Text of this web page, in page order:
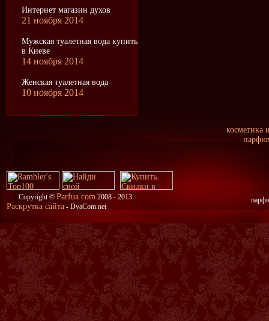
Интернет магазин духов
21 ноября 2014
Мужская туалетная вода купить
в Киеве
14 ноября 2014
Женская туалетная вода
10 ноября 2014
Copyright © Parfua.com 2008 - 2013
Раскрутка сайта - DvaCom.net